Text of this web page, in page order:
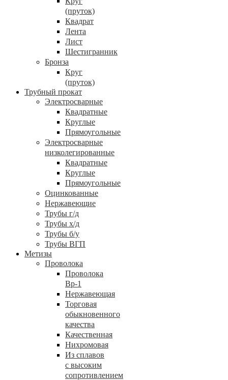
(пруток)
Квадрат
Лента
Лист
Шестигранник
Бронза
Круг
(пруток)
Трубный прокат
Электросварные
Квадратные
Круглые
Прямоугольные
Электросварные
низколегированные
Квадратные
Круглые
Прямоугольные
Оцинкованные
Нержавеющие
Трубы г/д
Трубы х/д
Трубы б/у
Трубы ВГП
Метизы
Проволока
Проволока
Вр-1
Нержавеющая
Торговая
обыкновенного
качества
Качественная
Нихромовая
Из сплавов
с высоким
сопротивлением